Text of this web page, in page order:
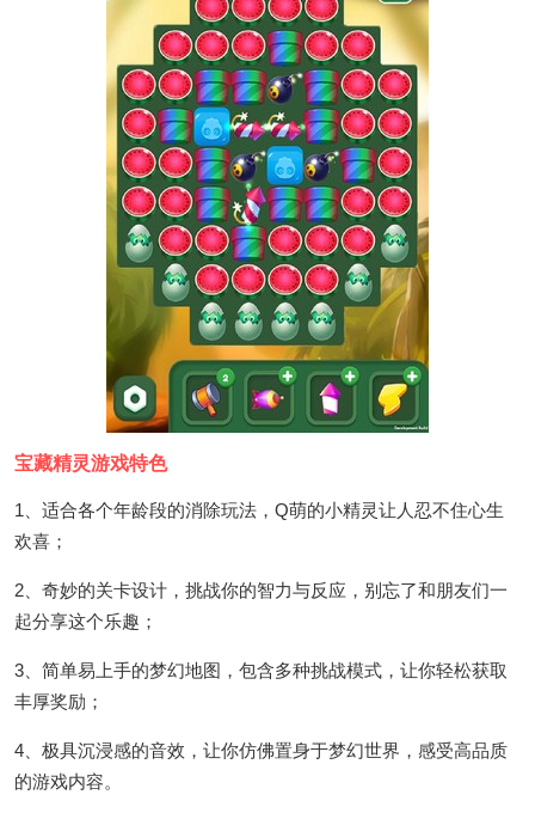
宝藏精灵游戏特色
1、适合各个年龄段的消除玩法，Q萌的小精灵让人忍不住心生
欢喜；
2、奇妙的关卡设计，挑战你的智力与反应，别忘了和朋友们一
起分享这个乐趣；
3、简单易上手的梦幻地图，包含多种挑战模式，让你轻松获取
丰厚奖励；
4、极具沉浸感的音效，让你仿佛置身于梦幻世界，感受高品质
的游戏内容。